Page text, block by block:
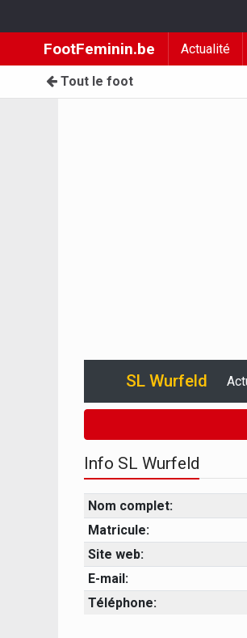
FootFeminin.be Actualité
Tout le foot
SL Wurfeld
Info SL Wurfeld
Nom complet:
Matricule:
Site web:
E-mail:
Téléphone: